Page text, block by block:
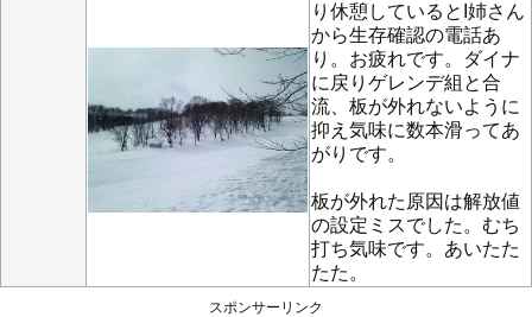
り休憩しているとI姉さん
から生存確認の電話あ
り。お疲れです。ダイナ
に戻りゲレンデ組と合
流、板が外れないように
抑え気味に数本滑ってあ
がりです。
板が外れた原因は解放値
の設定ミスでした。むち
打ち気味です。あいたた
たた。
スポンサーリンク